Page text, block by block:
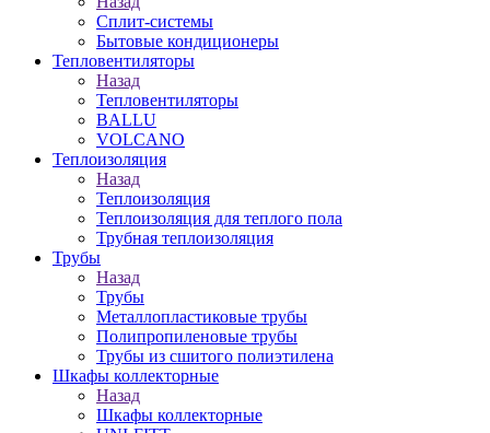
Сплит-системы
Бытовые кондиционеры
Тепловентиляторы
Назад
Тепловентиляторы
BALLU
VOLCANO
Теплоизоляция
Назад
Теплоизоляция
Теплоизоляция для теплого пола
Трубная теплоизоляция
Трубы
Назад
Трубы
Металлопластиковые трубы
Полипропиленовые трубы
Трубы из сшитого полиэтилена
Шкафы коллекторные
Назад
Шкафы коллекторные